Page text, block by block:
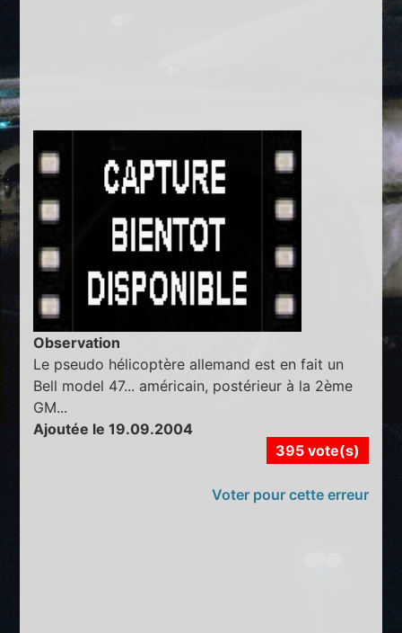
Observation
Le pseudo hélicoptère allemand est en fait un
Bell model 47... américain, postérieur à la 2ème
GM...
Ajoutée le 19.09.2004
395 vote(s)
Voter pour cette erreur